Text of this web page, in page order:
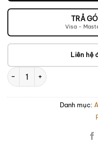
TRẢ
Visa -
Liên hệ
Kệ Đựng Đĩa Than
Danh mục: